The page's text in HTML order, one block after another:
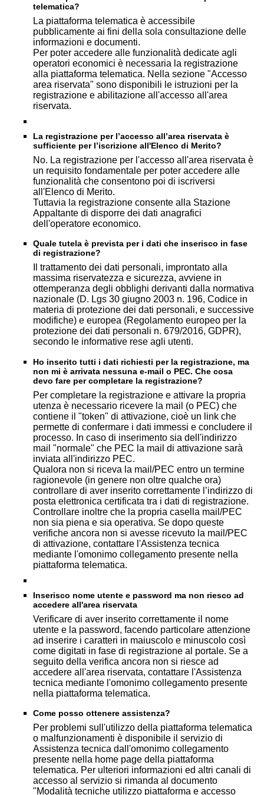
telematica?
La piattaforma telematica è accessibile
pubblicamente ai fini della sola consultazione delle
informazioni e documenti.
Per poter accedere alle funzionalità dedicate agli
operatori economici è necessaria la registrazione
alla piattaforma telematica. Nella sezione "Accesso
area riservata" sono disponibili le istruzioni per la
registrazione e abilitazione all'accesso all'area
riservata.
La registrazione per l’accesso all’area riservata è
sufficiente per l’iscrizione all'Elenco di Merito?
No. La registrazione per l'accesso all'area riservata è
un requisito fondamentale per poter accedere alle
funzionalità che consentono poi di iscriversi
all'Elenco di Merito.
Tuttavia la registrazione consente alla Stazione
Appaltante di disporre dei dati anagrafici
dell'operatore economico.
Quale tutela è prevista per i dati che inserisco in fase
di registrazione?
Il trattamento dei dati personali, improntato alla
massima riservatezza e sicurezza, avviene in
ottemperanza degli obblighi derivanti dalla normativa
nazionale (D. Lgs 30 giugno 2003 n. 196, Codice in
materia di protezione dei dati personali, e successive
modifiche) e europea (Regolamento europeo per la
protezione dei dati personali n. 679/2016, GDPR),
secondo le informative rese agli utenti.
Ho inserito tutti i dati richiesti per la registrazione, ma
non mi è arrivata nessuna e-mail o PEC. Che cosa
devo fare per completare la registrazione?
Per completare la registrazione e attivare la propria
utenza è necessario ricevere la mail (o PEC) che
contiene il "token" di attivazione, cioè un link che
permette di confermare i dati immessi e concludere il
processo. In caso di inserimento sia dell'indirizzo
mail "normale" che PEC la mail di attivazione sarà
inviata all'indirizzo PEC.
Qualora non si riceva la mail/PEC entro un termine
ragionevole (in genere non oltre qualche ora)
controllare di aver inserito correttamente l’indirizzo di
posta elettronica certificata tra i dati di registrazione.
Controllare inoltre che la propria casella mail/PEC
non sia piena e sia operativa. Se dopo queste
verifiche ancora non si avesse ricevuto la mail/PEC
di attivazione, contattare l'Assistenza tecnica
mediante l'omonimo collegamento presente nella
piattaforma telematica.
Inserisco nome utente e password ma non riesco ad
accedere all'area riservata
Verificare di aver inserito correttamente il nome
utente e la password, facendo particolare attenzione
ad inserire i caratteri in maiuscolo e minuscolo così
come digitati in fase di registrazione al portale. Se a
seguito della verifica ancora non si riesce ad
accedere all'area riservata, contattare l'Assistenza
tecnica mediante l'omonimo collegamento presente
nella piattaforma telematica.
Come posso ottenere assistenza?
Per problemi sull'utilizzo della piattaforma telematica
o malfunzionamenti è disponibile il servizio di
Assistenza tecnica dall'omonimo collegamento
presente nella home page della piattaforma
telematica. Per ulteriori informazioni ed altri canali di
accesso al servizio si rimanda al documento
"Modalità tecniche utilizzo piattaforma e accesso